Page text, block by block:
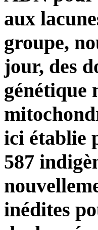
aux
groupe,
jour, des
génétique
ici établie
587
inédites